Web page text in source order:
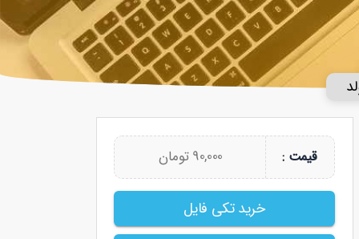
قیمت : 90,000 تومان
خرید تکی فایل